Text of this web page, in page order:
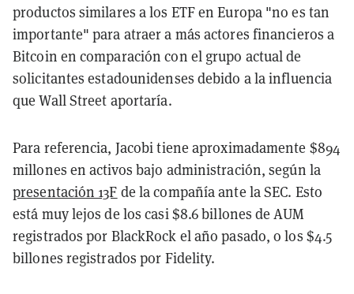
productos similares a los ETF en Europa "no es tan
importante" para atraer a más actores financieros a
Bitcoin en comparación con el grupo actual de
solicitantes estadounidenses debido a la influencia
que Wall Street aportaría.
Para referencia, Jacobi tiene aproximadamente $894
millones en activos bajo administración, según la
presentación 13F de la compañía ante la SEC. Esto
está muy lejos de los casi $8.6 billones de AUM
registrados por BlackRock el año pasado, o los $4.5
billones registrados por Fidelity.